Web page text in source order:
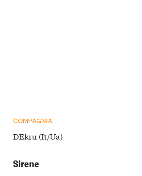
COMPAGNIA
DEkru (It/Ua)
Sirene